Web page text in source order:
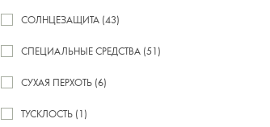
СОЛНЦЕЗАЩИТА (43)
СПЕЦИАЛЬНЫЕ СРЕДСТВА (51)
СУХАЯ ПЕРХОТЬ (6)
ТУСКЛОСТЬ (1)